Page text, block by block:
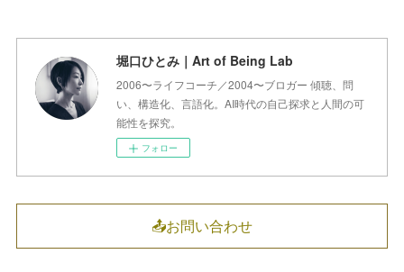
堀口ひとみ｜Art of Being Lab
2006〜ライフコーチ／2004〜ブロガー 傾聴、問
い、構造化、言語化。AI時代の自己探求と人間の可
能性を探究。
フォロー
📤お問い合わせ